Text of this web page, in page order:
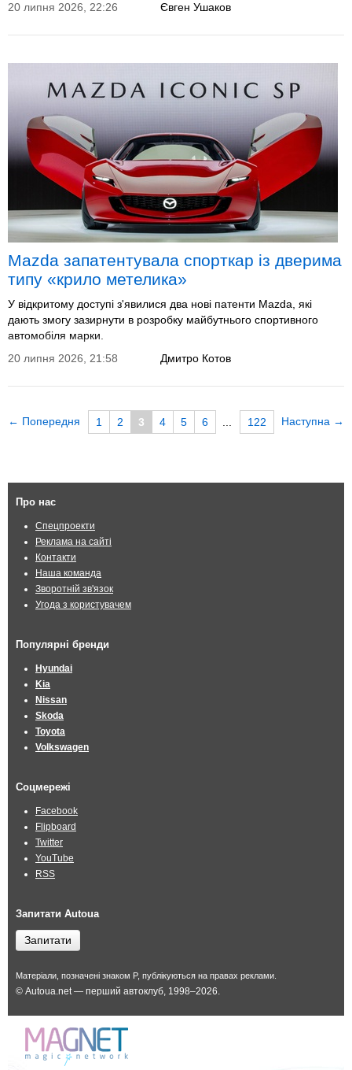
Євген Ушаков
20 липня 2026, 22:26
Mazda запатентувала спорткар із дверима
типу «крило метелика»
У відкритому доступі з'явилися два нові патенти Mazda, які
дають змогу зазирнути в розробку майбутнього спортивного
автомобіля марки.
Дмитро Котов
20 липня 2026, 21:58
← Попередня 1 2 3 4 5 6 122 Наступна →
Про нас
Спецпроекти
Реклама на сайті
Контакти
Наша команда
Зворотній зв'язок
Угода з користувачем
Популярні бренди
Hyundai
Kia
Nissan
Skoda
Toyota
Volkswagen
Соцмережі
Facebook
Flipboard
Twitter
YouTube
RSS
Запитати Autoua
Запитати
Матеріали, позначені знаком P, публікуються на правах реклами.
© Autoua.net — перший автоклуб, 1998–2026.